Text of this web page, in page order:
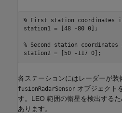
% First station coordinates
station1 = [48 -80 0];
% Second station coordinates
station2 = [50 -117 0];
各ステーションにはレーダーが装
fusionRadarSensor オブジェクト
す。LEO 範囲の衛星を検出する
あります。